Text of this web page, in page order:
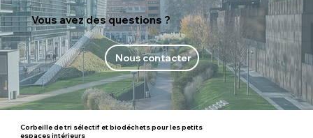
Vous avez des questions ?
Nous contacter
Corbeille de tri sélectif et biodéchets pour les petits
espaces intérieurs